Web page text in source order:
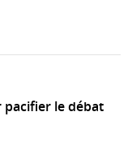
pacifier le débat